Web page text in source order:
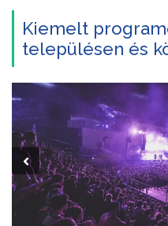
Kiemelt
településen és